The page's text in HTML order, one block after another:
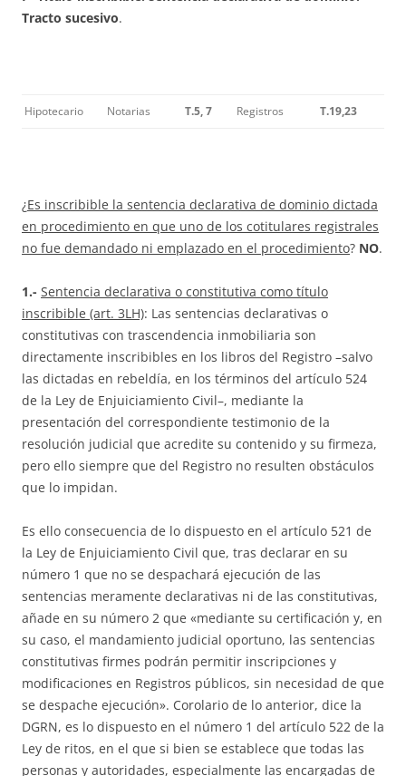
Tracto sucesivo.
Hipotecario Notarias T.5, 7 Registros T.19,23
¿Es inscribible la sentencia declarativa de dominio dictada
en procedimiento en que uno de los cotitulares registrales
no fue demandado ni emplazado en el procedimiento? NO.
1.- Sentencia declarativa o constitutiva como título
inscribible (art. 3LH): Las sentencias declarativas o
constitutivas con trascendencia inmobiliaria son
directamente inscribibles en los libros del Registro –salvo
las dictadas en rebeldía, en los términos del artículo 524
de la Ley de Enjuiciamiento Civil–, mediante la
presentación del correspondiente testimonio de la
resolución judicial que acredite su contenido y su firmeza,
pero ello siempre que del Registro no resulten obstáculos
que lo impidan.
Es ello consecuencia de lo dispuesto en el artículo 521 de
la Ley de Enjuiciamiento Civil que, tras declarar en su
número 1 que no se despachará ejecución de las
sentencias meramente declarativas ni de las constitutivas,
añade en su número 2 que «mediante su certificación y, en
su caso, el mandamiento judicial oportuno, las sentencias
constitutivas firmes podrán permitir inscripciones y
modificaciones en Registros públicos, sin necesidad de que
se despache ejecución». Corolario de lo anterior, dice la
DGRN, es lo dispuesto en el número 1 del artículo 522 de la
Ley de ritos, en el que si bien se establece que todas las
personas y autoridades, especialmente las encargadas de